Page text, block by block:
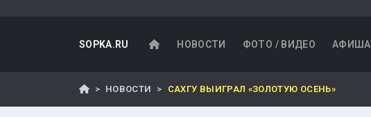
SOPKA.RU НОВОСТИ ФОТО / ВИДЕО АФИША
НОВОСТИ САХГУ ВЫИГРАЛ «ЗОЛОТУЮ ОСЕНЬ»